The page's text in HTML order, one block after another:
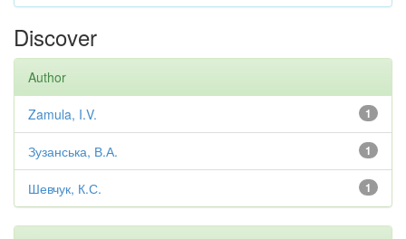
Discover
Author
1
Zamula, I.V.
1
Зузанська, В.А.
1
Шевчук, К.С.